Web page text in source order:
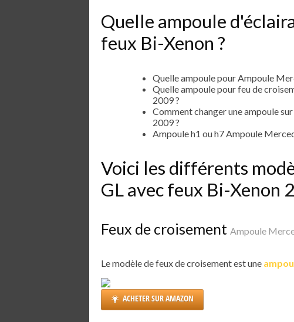
Quelle ampoule
feux Bi-Xenon ?
Quelle ampoule pour Ampoule
Quelle ampoule pour feu de
2009 ?
Comment changer une ampoule
2009 ?
Ampoule h1 ou h7 Ampoule
Voici les différents
GL avec feux Bi-Xenon
Feux de croisement Ampoule
Le modèle de feux de croisement est une
ACHETER SUR AMAZON